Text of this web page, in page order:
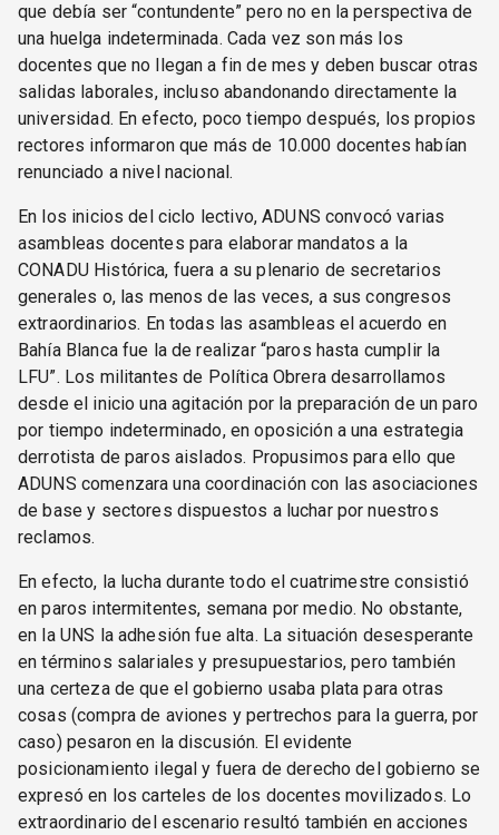
que debía ser “contundente” pero no en la perspectiva de
una huelga indeterminada. Cada vez son más los
docentes que no llegan a fin de mes y deben buscar otras
salidas laborales, incluso abandonando directamente la
universidad. En efecto, poco tiempo después, los propios
rectores informaron que más de 10.000 docentes habían
renunciado a nivel nacional.
En los inicios del ciclo lectivo, ADUNS convocó varias
asambleas docentes para elaborar mandatos a la
CONADU Histórica, fuera a su plenario de secretarios
generales o, las menos de las veces, a sus congresos
extraordinarios. En todas las asambleas el acuerdo en
Bahía Blanca fue la de realizar “paros hasta cumplir la
LFU”. Los militantes de Política Obrera desarrollamos
desde el inicio una agitación por la preparación de un paro
por tiempo indeterminado, en oposición a una estrategia
derrotista de paros aislados. Propusimos para ello que
ADUNS comenzara una coordinación con las asociaciones
de base y sectores dispuestos a luchar por nuestros
reclamos.
En efecto, la lucha durante todo el cuatrimestre consistió
en paros intermitentes, semana por medio. No obstante,
en la UNS la adhesión fue alta. La situación desesperante
en términos salariales y presupuestarios, pero también
una certeza de que el gobierno usaba plata para otras
cosas (compra de aviones y pertrechos para la guerra, por
caso) pesaron en la discusión. El evidente
posicionamiento ilegal y fuera de derecho del gobierno se
expresó en los carteles de los docentes movilizados. Lo
extraordinario del escenario resultó también en acciones